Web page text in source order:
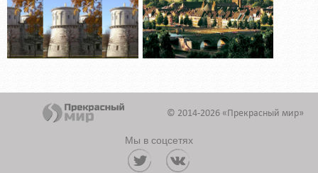
© 2014-2026 «Прекрасный мир»
Мы в соцсетях